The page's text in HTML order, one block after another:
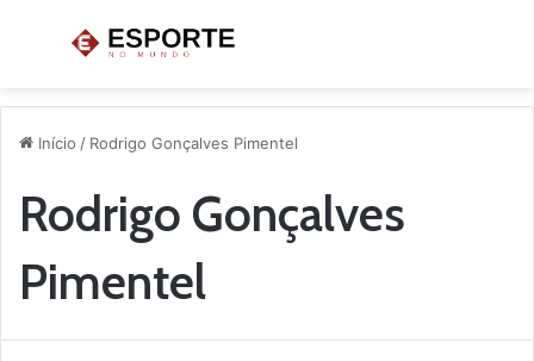
Menu
Início / Rodrigo Gonçalves Pimentel
Rodrigo Gonçalves
Pimentel